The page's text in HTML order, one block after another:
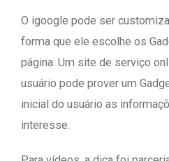
O igoogle pode ser
forma que ele escolhe os
página. Um site de serviço
usuário pode prover um
inicial do usuário as
interesse.